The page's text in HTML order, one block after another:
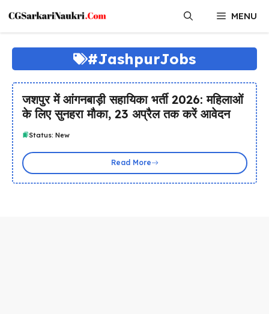
content
MENU
#JashpurJobs
जशपुर में आंगनबाड़ी सहायिका भर्ती 2026: महिलाओं
के लिए सुनहरा मौका, 23 अप्रैल तक करें आवेदन
Status: New
Read More